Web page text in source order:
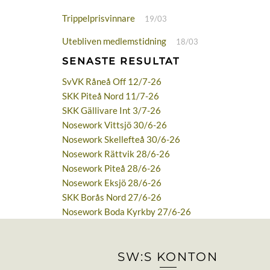
Trippelprisvinnare 19/03
Utebliven medlemstidning 18/03
SENASTE RESULTAT
SvVK Råneå Off 12/7-26
SKK Piteå Nord 11/7-26
SKK Gällivare Int 3/7-26
Nosework Vittsjö 30/6-26
Nosework Skellefteå 30/6-26
Nosework Rättvik 28/6-26
Nosework Piteå 28/6-26
Nosework Eksjö 28/6-26
SKK Borås Nord 27/6-26
Nosework Boda Kyrkby 27/6-26
SW:S KONTON